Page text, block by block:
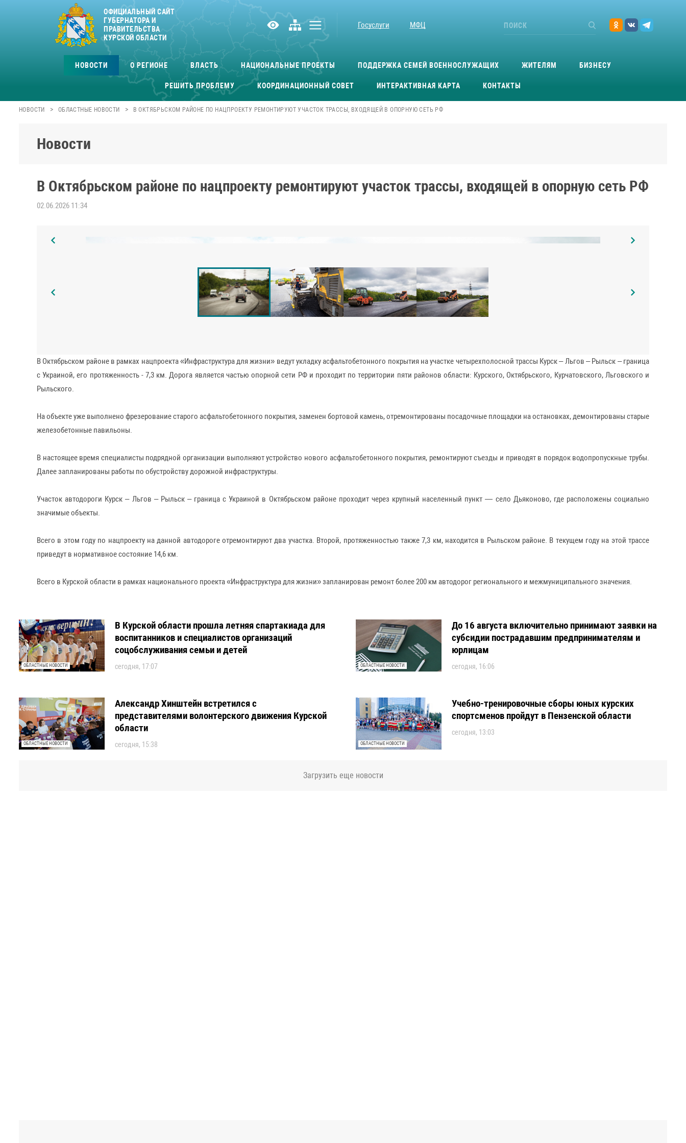
ОФИЦИАЛЬНЫЙ САЙТ
ГУБЕРНАТОРА И
ПРАВИТЕЛЬСТВА
КУРСКОЙ ОБЛАСТИ
Госуслуги МФЦ
НОВОСТИ О РЕГИОНЕ ВЛАСТЬ НАЦИОНАЛЬНЫЕ ПРОЕКТЫ ПОДДЕРЖКА СЕМЕЙ ВОЕННОСЛУЖАЩИХ ЖИТЕЛЯМ БИЗНЕСУ
РЕШИТЬ ПРОБЛЕМУ КООРДИНАЦИОННЫЙ СОВЕТ ИНТЕРАКТИВНАЯ КАРТА КОНТАКТЫ
НОВОСТИ > ОБЛАСТНЫЕ НОВОСТИ > В ОКТЯБРЬСКОМ РАЙОНЕ ПО НАЦПРОЕКТУ РЕМОНТИРУЮТ УЧАСТОК ТРАССЫ, ВХОДЯЩЕЙ В ОПОРНУЮ СЕТЬ РФ
Новости
В Октябрьском районе по нацпроекту ремонтируют участок трассы, входящей в опорную сеть РФ
02.06.2026 11:34
В Октябрьском районе в рамках нацпроекта «Инфраструктура для жизни» ведут укладку асфальтобетонного покрытия на участке четырехполосной трассы Курск – Льгов – Рыльск – граница
с Украиной, его протяженность - 7,3 км. Дорога является частью опорной сети РФ и проходит по территории пяти районов области: Курского, Октябрьского, Курчатовского, Льговского и
Рыльского.
На объекте уже выполнено фрезерование старого асфальтобетонного покрытия, заменен бортовой камень, отремонтированы посадочные площадки на остановках, демонтированы старые
железобетонные павильоны.
В настоящее время специалисты подрядной организации выполняют устройство нового асфальтобетонного покрытия, ремонтируют съезды и приводят в порядок водопропускные трубы.
Далее запланированы работы по обустройству дорожной инфраструктуры.
Участок автодороги Курск – Льгов – Рыльск – граница с Украиной в Октябрьском районе проходит через крупный населенный пункт — село Дьяконово, где расположены социально
значимые объекты.
Всего в этом году по нацпроекту на данной автодороге отремонтируют два участка. Второй, протяженностью также 7,3 км, находится в Рыльском районе. В текущем году на этой трассе
приведут в нормативное состояние 14,6 км.
Всего в Курской области в рамках национального проекта «Инфраструктура для жизни» запланирован ремонт более 200 км автодорог регионального и межмуниципального значения.
ОБЛАСТНЫЕ НОВОСТИ
В Курской области прошла летняя спартакиада для
воспитанников и специалистов организаций
соцобслуживания семьи и детей
сегодня, 17:07 ОБЛАСТНЫЕ НОВОСТИ
До 16 августа включительно принимают заявки на
субсидии пострадавшим предпринимателям и
юрлицам
сегодня, 16:06
ОБЛАСТНЫЕ НОВОСТИ
Александр Хинштейн встретился с
представителями волонтерского движения Курской
области
сегодня, 15:38 ОБЛАСТНЫЕ НОВОСТИ
Учебно-тренировочные сборы юных курских
спортсменов пройдут в Пензенской области
сегодня, 13:03
Загрузить еще новости